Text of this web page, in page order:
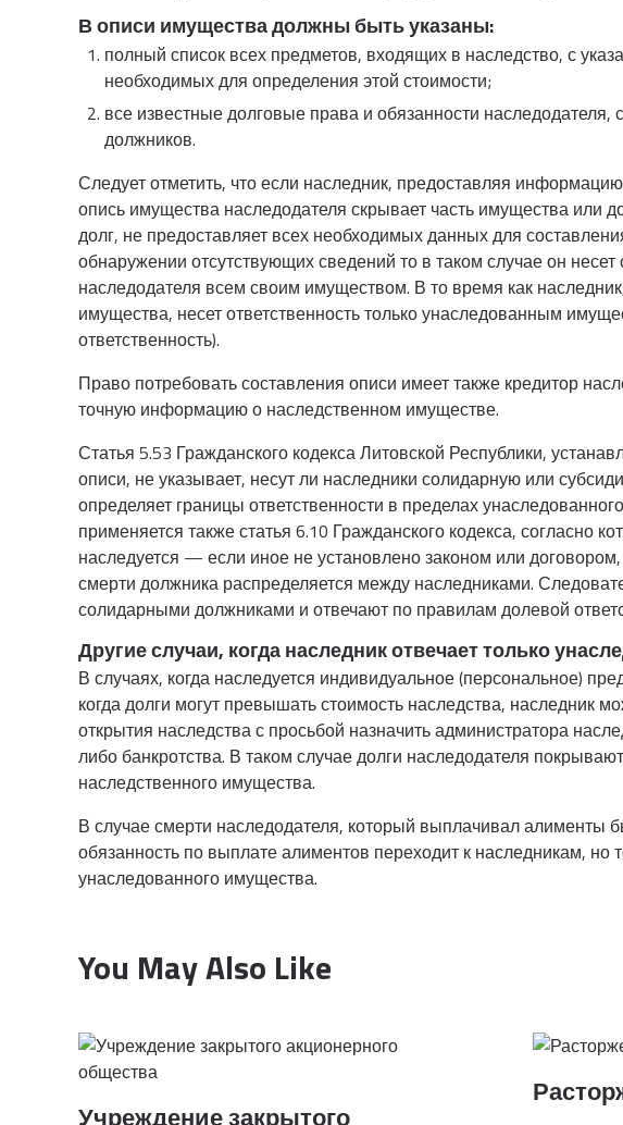
В описи имущества должны быть указаны:
полный список всех предметов, входящих в наследство, с
необходимых для определения этой стоимости;
все известные долговые права и обязанности наследодателя,
должников.
Следует отметить, что если наследник, предоставляя
опись имущества наследодателя скрывает часть имущества или
долг, не предоставляет всех необходимых данных для
обнаружении отсутствующих сведений то в таком случае он несет
наследодателя всем своим имуществом. В то время как
имущества, несет ответственность только унаследованным
ответственность).
Право потребовать составления описи имеет также кредитор
точную информацию о наследственном имуществе.
Статья 5.53 Гражданского кодекса Литовской Республики,
описи, не указывает, несут ли наследники солидарную или
определяет границы ответственности в пределах
применяется также статья 6.10 Гражданского кодекса, согласно
наследуется — если иное не установлено законом или
смерти должника распределяется между наследниками.
солидарными должниками и отвечают по правилам долевой
Другие случаи, когда наследник отвечает только
В случаях, когда наследуется индивидуальное (персональное)
когда долги могут превышать стоимость наследства, наследник
открытия наследства с просьбой назначить администратора
либо банкротства. В таком случае долги наследодателя
наследственного имущества.
В случае смерти наследодателя, который выплачивал алименты
обязанность по выплате алиментов переходит к наследникам, но
унаследованного имущества.
You May Also Like
Учреждение закрытого